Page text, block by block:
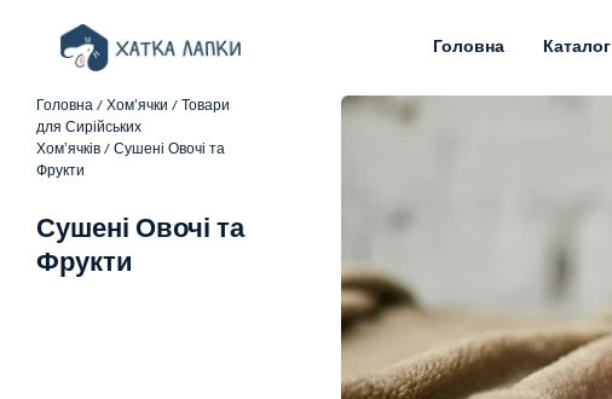
Головна Каталог
Головна/Хомʼячки /Товари
для Сирійських
Хомʼячків/ Сушені Овочі та
Фрукти
Сушені Овочі та
Фрукти